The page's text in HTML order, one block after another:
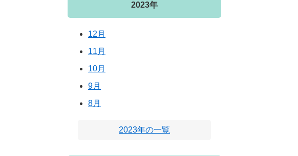
2023年
12月
11月
10月
9月
8月
2023年の一覧